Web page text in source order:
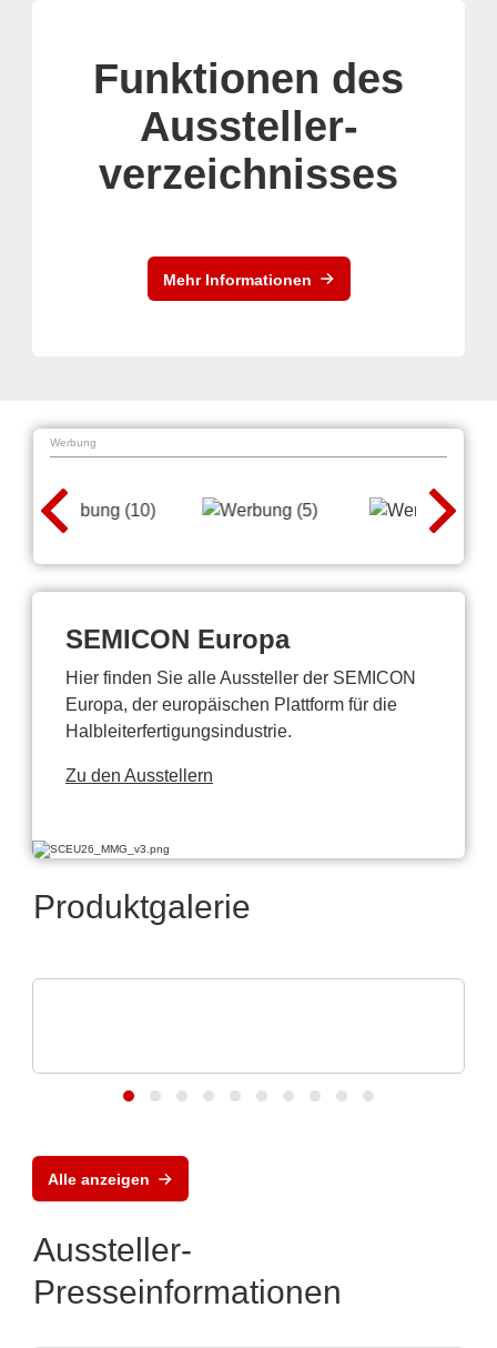
Funktionen des
Aussteller-
verzeichnisses
Mehr Informationen
Werbung
SEMICON Europa
Hier finden Sie alle Aussteller der SEMICON
Europa, der europäischen Plattform für die
Halbleiterfertigungsindustrie.
Zu den Ausstellern
Produktgalerie
Alle anzeigen
Aussteller-
Presseinformationen